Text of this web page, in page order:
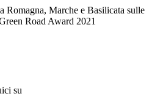
Romagna, Marche e Basilicata sulle
Road Award 2021
su